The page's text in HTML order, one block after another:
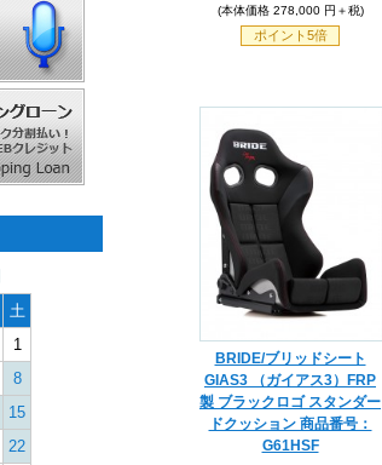
土
1
8
15
22
(本体価格 278,000 円＋税)
ポイント5倍
BRIDE/ブリッドシート
GIAS3 （ガイアス3）FRP
製 ブラックロゴ スタンダー
ドクッション 商品番号：
G61HSF